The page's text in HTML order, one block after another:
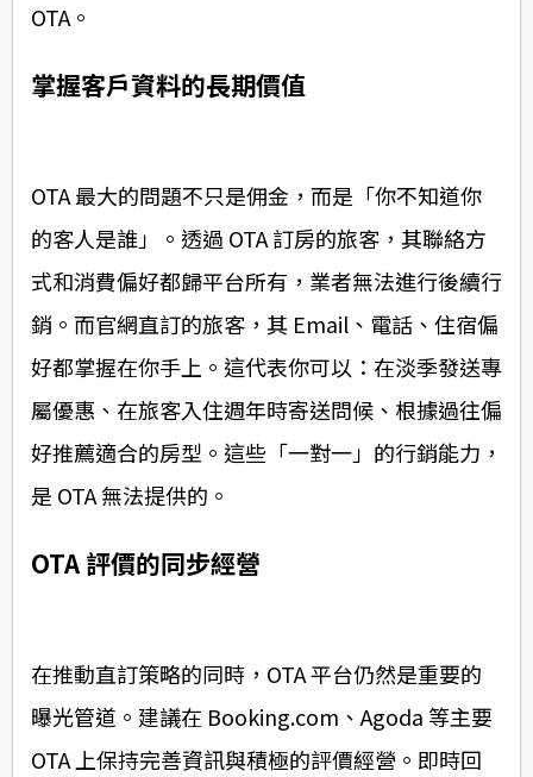
OTA。
掌握客戶資料的長期價值
OTA 最大的問題不只是佣金，而是「你不知道你
的客人是誰」。透過 OTA 訂房的旅客，其聯絡方
式和消費偏好都歸平台所有，業者無法進行後續行
銷。而官網直訂的旅客，其 Email、電話、住宿偏
好都掌握在你手上。這代表你可以：在淡季發送專
屬優惠、在旅客入住週年時寄送問候、根據過往偏
好推薦適合的房型。這些「一對一」的行銷能力，
是 OTA 無法提供的。
OTA 評價的同步經營
在推動直訂策略的同時，OTA 平台仍然是重要的
曝光管道。建議在 Booking.com、Agoda 等主要
OTA 上保持完善資訊與積極的評價經營。即時回